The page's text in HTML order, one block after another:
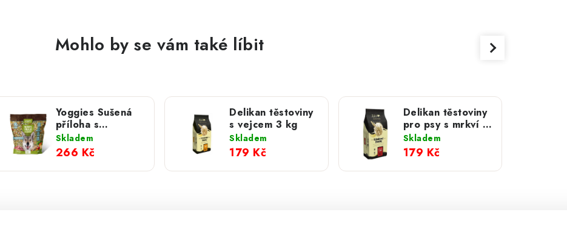
Mohlo by se vám také líbit
Yoggies Sušená
příloha s
ovesnými
vločkami k syrové
potravě B.A.R.F.
750 g
Skladem
266 Kč
Delikan těstoviny
s vejcem 3 kg
Skladem
179 Kč
Delikan těstoviny
pro psy s mrkví 3
kg
Skladem
179 Kč